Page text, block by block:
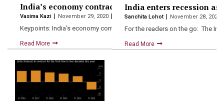
India’s economy contracts by 7.5 percent, enters its
Vasima Kazi November 29, 2020
Keypoints: India’s economy contracted by 7.5% in the July-September
Read More
India enters recession as
Sanchita Lohot November 28, 2020
For the readers on the go: The
Read More